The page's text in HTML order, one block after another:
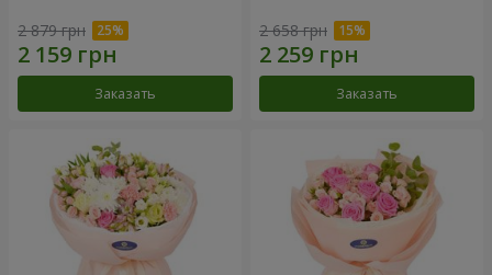
2 879 грн
Заказать
2 658 грн
Заказать